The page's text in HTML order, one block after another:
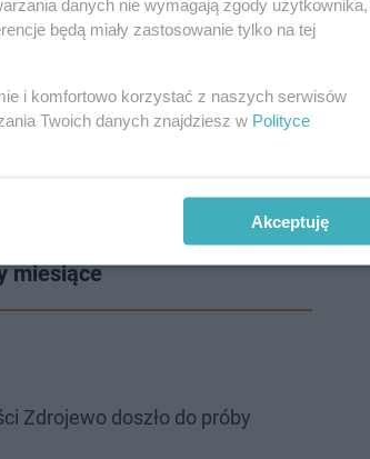
miesiące
Zdrojewo doszło do próby
danych nie wymagają zgody użytkownika,
będą miały zastosowanie tylko na tej
i komfortowo korzystać z naszych serwisów
Twoich danych znajdziesz w Polityce
Akceptuję